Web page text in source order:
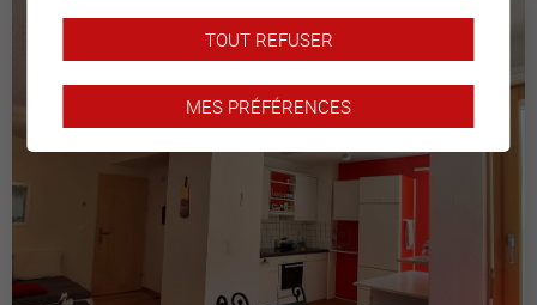
TOUT REFUSER
MES PRÉFÉRENCES